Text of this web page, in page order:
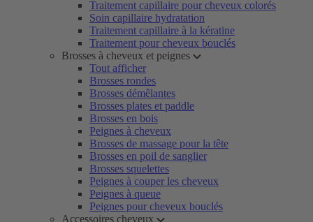
Traitement capillaire pour cheveux colorés
Soin capillaire hydratation
Traitement capillaire à la kératine
Traitement pour cheveux bouclés
Brosses à cheveux et peignes
Tout afficher
Brosses rondes
Brosses démêlantes
Brosses plates et paddle
Brosses en bois
Peignes à cheveux
Brosses de massage pour la tête
Brosses en poil de sanglier
Brosses squelettes
Peignes à couper les cheveux
Peignes à queue
Peignes pour cheveux bouclés
Accessoires cheveux